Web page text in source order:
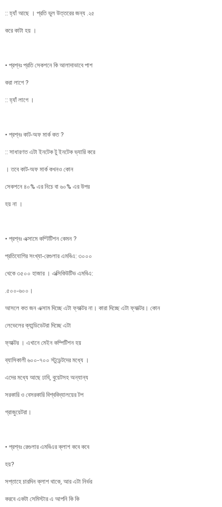
:: হ্যাঁ আছে । প্রতি ভুল উত্তরের জন্য .২৫
করে কাটা হয় ।
• প্রশ্নঃ প্রতি সেকশনে কি আলাদাভাবে পাশ
করা লাগে ?
:: হ্যাঁ লাগে ।
• প্রশ্নঃ কাট-অফ মার্ক কত ?
:: সাধারণত এটা ইনটেক টু ইনটেক ভ্যারি করে
। তবে কাট-অফ মার্ক কখনও কোন
সেকশনে ৪০% এর নিচে বা ৬০% এর উপর
হয় না ।
• প্রশ্নঃ এক্সামে কম্টিটিশন কেমন ?
প্রতিযোগির সংখ্যা-রেগুলার এমবিএ: ৩০০০
থেকে ৩৫০০ হাজার । এক্সিকিউটিভ এমবিএ:
.৫০০-৬০০।
আসলে কত জন এক্সাম দিচ্ছে এটা ফ্যাক্টর না। কারা দিচ্ছে এটা ফ্যাক্টর। কোন
লেভেলের ক্যান্ডিডেটরা দিচ্ছে এটা
ফ্যাক্টর । এখানে মেইন কম্পিটিশন হয়
ব্যাসিকালী ৬০০-৭০০ স্টুডেন্টদের মধ্যে ।
এদের মধ্যে আছে ঢাবি, বুয়েটসহ অন্যান্য
সরকারি ও বেসরকারি বিশ্ববিদ্যালয়ের টপ
গ্রাজুয়েটরা।
• প্রশ্নঃ রেগুলার এমবিএর ক্লাশ কবে কবে
হয়?
সপ্তাহে চারদিন ক্লাশ থাকে, আর এটা নির্ভর
করবে একটা সেমিস্টার এ আপনি কি কি